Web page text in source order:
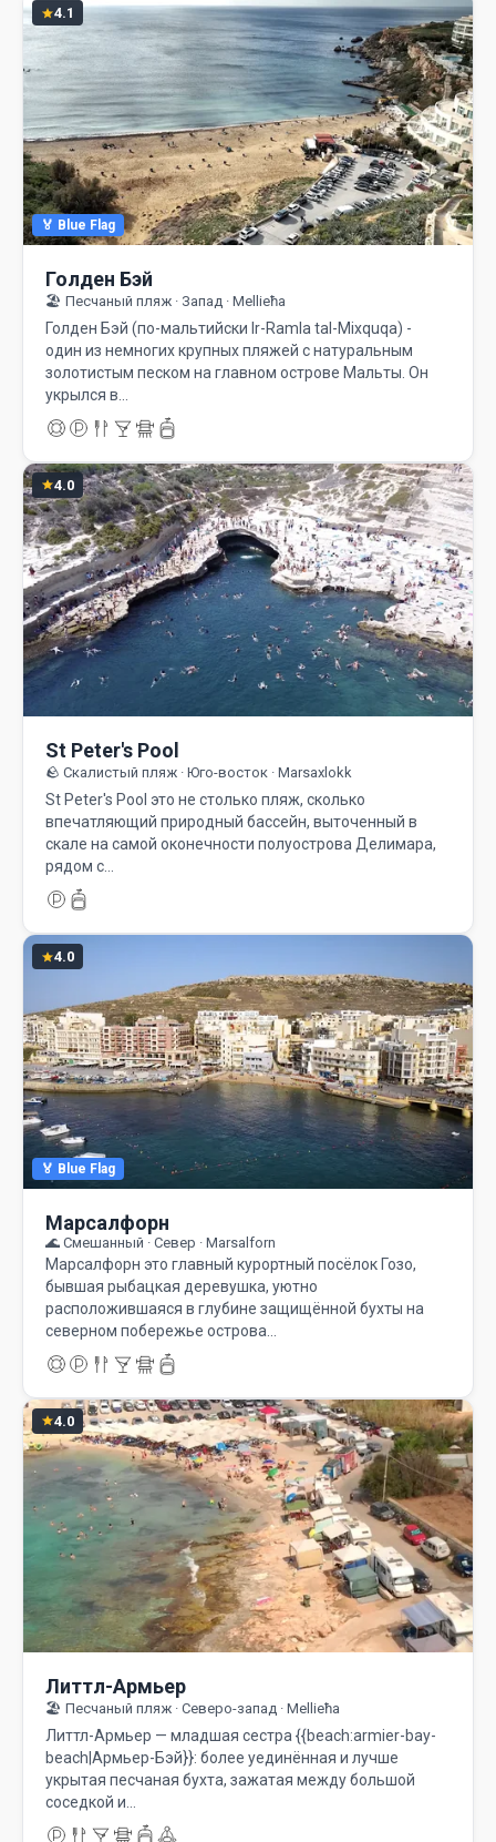
4.1
🏅 Blue Flag
Голден Бэй
🏖️ Песчаный пляж · Запад · Mellieħa
Голден Бэй (по-мальтийски Ir-Ramla tal-Mixquqa) -
один из немногих крупных пляжей с натуральным
золотистым песком на главном острове Мальты. Он
укрылся в…
4.0
St Peter's Pool
🪨 Скалистый пляж · Юго-восток · Marsaxlokk
St Peter's Pool это не столько пляж, сколько
впечатляющий природный бассейн, выточенный в
скале на самой оконечности полуострова Делимара,
рядом с…
4.0
🏅 Blue Flag
Марсалфорн
🌊 Смешанный · Север · Marsalforn
Марсалфорн это главный курортный посёлок Гозо,
бывшая рыбацкая деревушка, уютно
расположившаяся в глубине защищённой бухты на
северном побережье острова…
4.0
Литтл-Армьер
🏖️ Песчаный пляж · Северо-запад · Mellieħa
Литтл-Армьер — младшая сестра {{beach:armier-bay-
beach|Армьер-Бэй}}: более уединённая и лучше
укрытая песчаная бухта, зажатая между большой
соседкой и…